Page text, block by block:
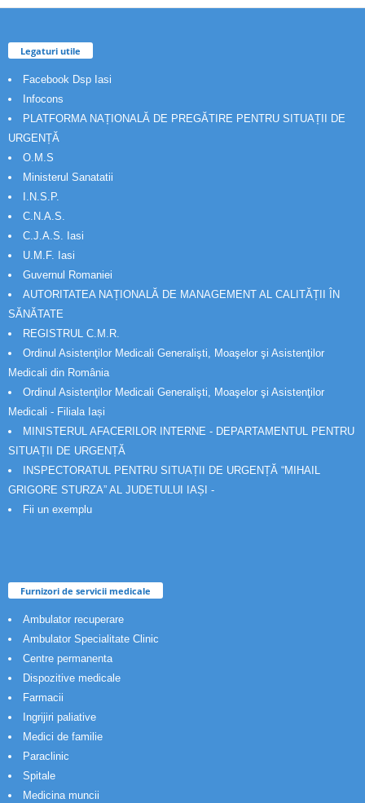
Legaturi utile
Facebook Dsp Iasi
Infocons
PLATFORMA NAȚIONALĂ DE PREGĂTIRE PENTRU SITUAȚII DE
URGENȚĂ
O.M.S
Ministerul Sanatatii
I.N.S.P.
C.N.A.S.
C.J.A.S. Iasi
U.M.F. Iasi
Guvernul Romaniei
AUTORITATEA NAȚIONALĂ DE MANAGEMENT AL CALITĂȚII ÎN
SĂNĂTATE
REGISTRUL C.M.R.
Ordinul Asistenţilor Medicali Generalişti, Moaşelor şi Asistenţilor
Medicali din România
Ordinul Asistenţilor Medicali Generalişti, Moaşelor şi Asistenţilor
Medicali - Filiala Iași
MINISTERUL AFACERILOR INTERNE - DEPARTAMENTUL PENTRU
SITUAȚII DE URGENȚĂ
INSPECTORATUL PENTRU SITUAȚII DE URGENȚĂ “MIHAIL
GRIGORE STURZA” AL JUDETULUI IAȘI -
Fii un exemplu
Furnizori de servicii medicale
Ambulator recuperare
Ambulator Specialitate Clinic
Centre permanenta
Dispozitive medicale
Farmacii
Ingrijiri paliative
Medici de familie
Paraclinic
Spitale
Medicina muncii